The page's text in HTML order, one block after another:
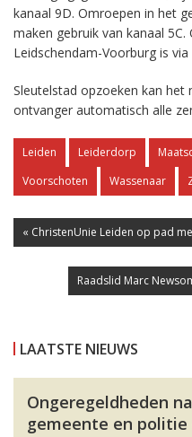
kanaal 9D. Omroepen in het
maken gebruik van kanaal
Leidschendam-Voorburg is
Sleutelstad opzoeken kan
ontvanger automatisch alle
Leiden Leiderdorp
Voorschoten
Wassenaar
« ChristenUnie Leiden op pad
Raadslid Marc
LAATSTE NIEUWS
Ongeregeldheden
gemeente en